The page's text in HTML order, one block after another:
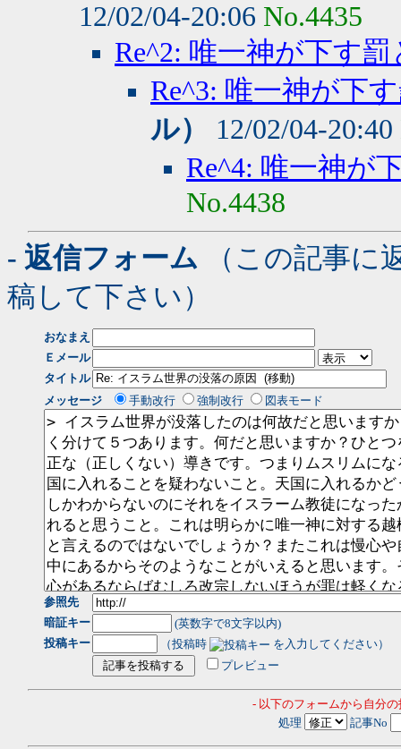
12/02/04-20:06 No.4435
Re^2: 唯一神が下す
Re^3: 唯一神が下
ル）
12/02/04-20:40
Re^4: 唯一神が
No.4438
- 返信フォーム （この記事に
稿して下さい）
おなまえ
Ｅメール
タイトル
メッセージ
手動改行 強制改行 図表モード
参照先
暗証キー
(英数字で8文字以内)
投稿キー
（投稿時
を入力してください）
プレビュー
- 以下のフォームから自分
処理
記事No